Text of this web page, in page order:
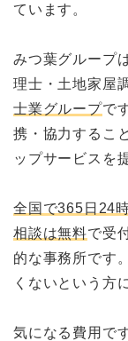
ています。
みつ葉グループ
理士・土地家屋
士業グループで
携・協力するこ
ップサービスを
全国で365日24
相談は無料で受
的な事務所です
くないという方
気になる費用で